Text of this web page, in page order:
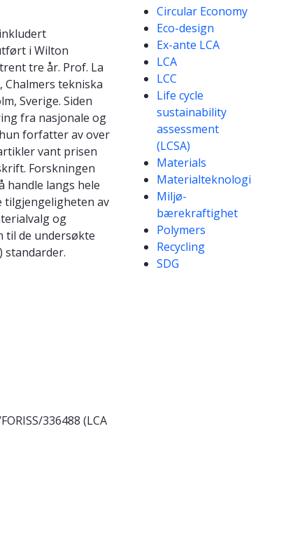
i Wilton
tre år. Prof. La
Chalmers tekniska
Sverige. Siden
fra nasjonale og
hun forfatter av over
vant prisen
Forskningen
handle langs hele
tilgjengeligheten av
og
til de undersøkte
standarder.
336488 (LCA
Kompetanseord
Circular Economy
Eco-design
Ex-ante LCA
LCA
LCC
Life cycle
sustainability
assessment
(LCSA)
Materials
Materialteknologi
Miljø-
bærekraftighet
Polymers
Recycling
SDG